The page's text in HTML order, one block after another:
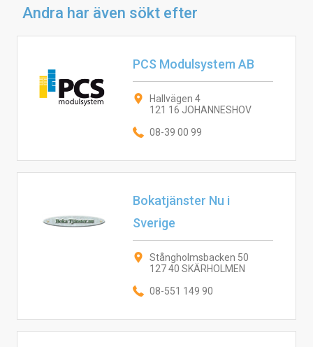
Andra har även sökt efter
PCS Modulsystem AB
Hallvägen 4
121 16 JOHANNESHOV
08-39 00 99
Bokatjänster Nu i
Sverige
Stångholmsbacken 50
127 40 SKÄRHOLMEN
08-551 149 90